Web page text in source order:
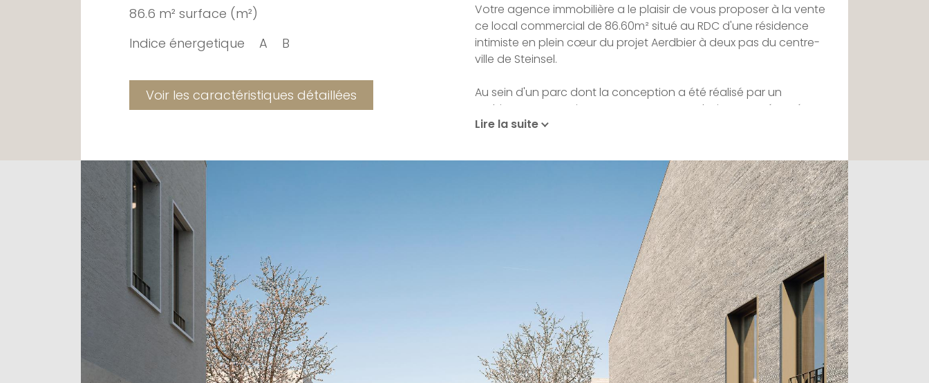
86.6 m² surface (m²)
Indice énergetique
A B
Voir les caractéristiques détaillées
Votre agence immobilière a le plaisir de vous proposer à la vente
ce local commercial de 86.60m² situé au RDC d'une résidence
intimiste en plein cœur du projet Aerdbier à deux pas du centre-
ville de Steinsel.
Au sein d'un parc dont la conception a été réalisé par un
architecte paysagiste, cet espace est exclusivement réservé aux
piétons et dispose d'une aire de jeux pour enfants ainsi que des
L'emplacement stratégique de la ville de Steinsel est idéal et
permet d'allier vie moderne et vie communautaire, au sein d'un
écrin de verdure. Elle dispose également d'un centre de quartier
animé composé d'une multitude de services et de commerces
comme une grande épicerie, une boulangerie, des restaurants,
des complexes sportifs, un hôtel… Steinsel jouit également d'une
très bonne accessibilité vers les grands axes routiers et d'un
accès rapide vers la gare de Heisdorf.
Livré brut CASCO
Images de synthèse non contractuelles
Prix affiché TTC 17% sous réserve de l'autorisation des
administrations compétentes.
Lire la suite